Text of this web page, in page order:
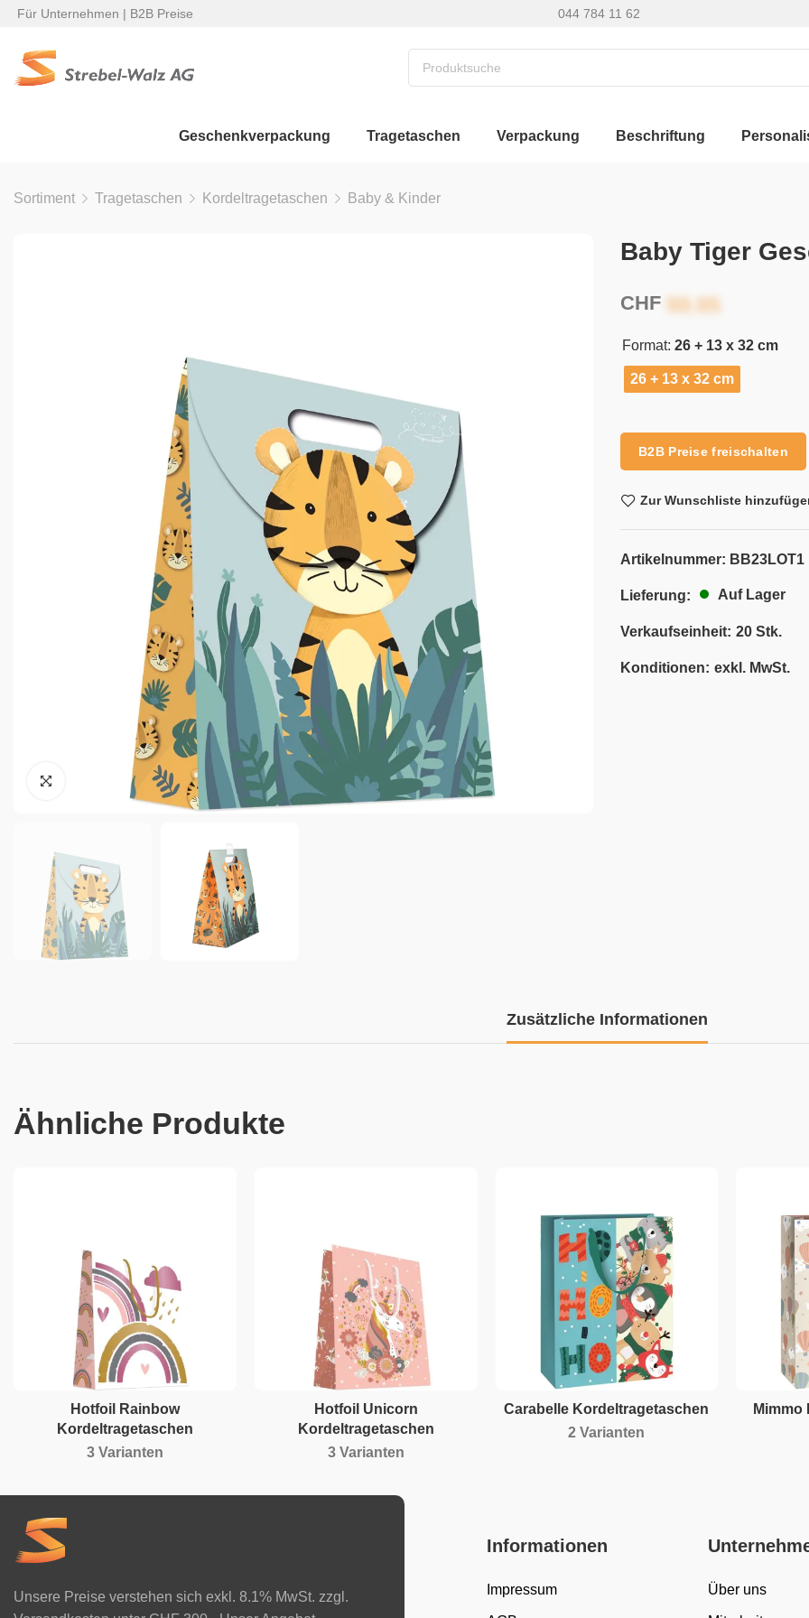
Für Unternehmen | B2B Preise 044 784 11 62
Geschenkverpackung Tragetaschen Verpackung Beschriftung
Sortiment Tragetaschen Kordeltragetaschen Baby & Kinder
Baby Tiger
CHF
Format: 26 + 13 x 32 cm
26 + 13 x 32 cm
B2B Preise freischalten
Zur Wunschliste
Artikelnummer: BB23LOT1
Lieferung: Auf Lager
Verkaufseinheit: 20 Stk.
Konditionen: exkl. MwSt.
Zusätzliche Informationen
Ähnliche Produkte
Hotfoil Rainbow
Kordeltragetaschen
3 Varianten
Hotfoil Unicorn
Kordeltragetaschen
3 Varianten
Carabelle Kordeltragetaschen
2 Varianten
Unsere Preise verstehen sich exkl. 8.1% MwSt. zzgl.
Informationen
Impressum Über uns